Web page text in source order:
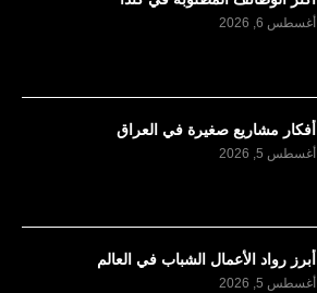
أغسطس 6, 2026
أفكار مشاريع صغيرة في العراق
أغسطس 5, 2026
أبرز رواد الأعمال الشباب في العالم
أغسطس 5, 2026